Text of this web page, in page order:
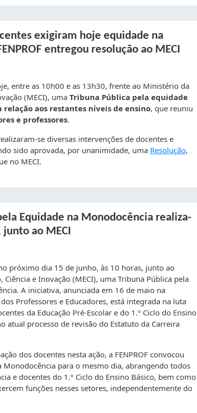
exigiram hoje equidade na
entregou resolução ao MECI
entre as 10h00 e as 13h30, frente ao Ministério da
(MECI), uma Tribuna Pública pela equidade
relação aos restantes níveis de ensino, que reuniu
e professores.
se diversas intervenções de docentes e
sido aprovada, por unanimidade, uma Resolução,
no MECI.
Equidade na Monodocência realiza-
ao MECI
próximo dia 15 de junho, às 10 horas, junto ao
Ciência e Inovação (MECI), uma Tribuna Pública pela
A iniciativa, anunciada em 16 de maio na
Professores e Educadores, está integrada na luta
da Educação Pré-Escolar e do 1.º Ciclo do Ensino
atual processo de revisão do Estatuto da Carreira
dos docentes nesta ação, a FENPROF convocou
Monodocência para o mesmo dia, abrangendo todos
e docentes do 1.º Ciclo do Ensino Básico, bem como
funções nesses setores, independentemente do